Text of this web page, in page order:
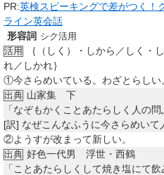
PR:英検スピーキングで差がつく！
ライン英会話
形容詞 シク活用
活用
｛（しく）・しから／しく・
れ／しかれ｝
①今さらめいている。わざとらしい
出典 山家集 下
「なぞもかくことあたらしく人の問
[訳] なぜこんなふうに今さらめいて
②ようすが改まって新しい。
出典 好色一代男 浮世・西鶴
「ことあたらしくして焼き塩にて飲